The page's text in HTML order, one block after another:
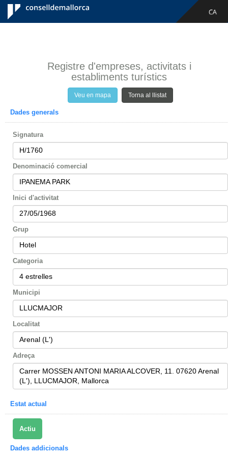
Consell de
Mallorca
CA
ES
Registre d'empreses, activitats i
establiments turístics
Veu en mapa Torna al llistat
Dades generals
Signatura
H/1760
Denominació comercial
IPANEMA PARK
Inici d'activitat
27/05/1968
Grup
Hotel
Categoria
4 estrelles
Municipi
LLUCMAJOR
Localitat
Arenal (L')
Adreça
Carrer MOSSEN ANTONI MARIA ALCOVER, 11. 07620 Arenal
(L'), LLUCMAJOR, Mallorca
Estat actual
Actiu
Dades addicionals